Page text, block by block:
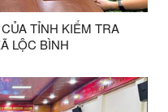
TỈNH KIỂM TRA
LỘC BÌNH